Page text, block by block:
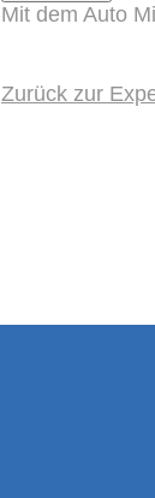
Mit dem Auto
Zurück zur